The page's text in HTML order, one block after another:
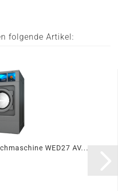
folgende Artikel:
WED27 AV...